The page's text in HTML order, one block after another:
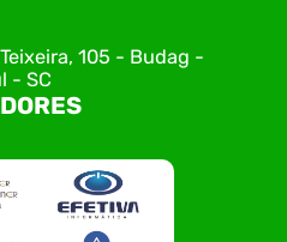
105 - Budag -
- SC